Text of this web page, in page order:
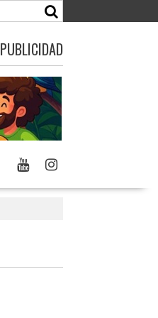
PUBLICIDAD